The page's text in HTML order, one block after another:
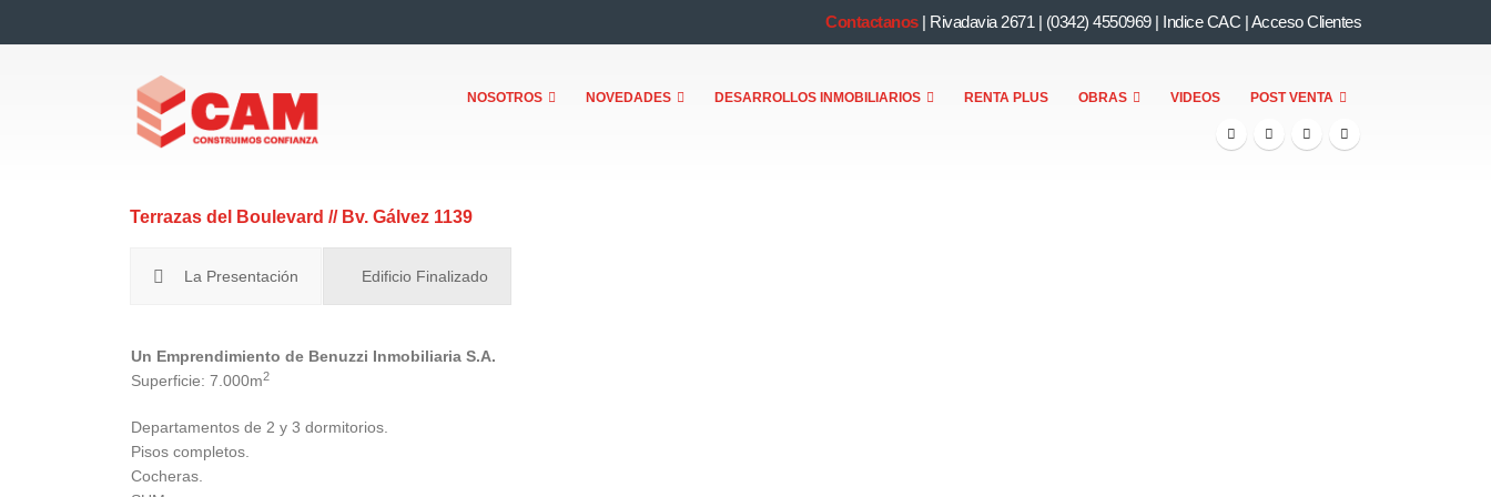
Contactanos| Rivadavia 2671 | (0342) 4550969| Indice CAC |Acceso Clientes
NOSOTROS NOVEDADES DESARROLLOS INMOBILIARIOS RENTA PLUS OBRAS VIDEOS POST VENTA
Terrazas del Boulevard // Bv. Gálvez 1139
La Presentación Edificio Finalizado
Un Emprendimiento de Benuzzi Inmobiliaria S.A.
Superficie: 7.000m2
Departamentos de 2 y 3 dormitorios.
Pisos completos.
Cocheras.